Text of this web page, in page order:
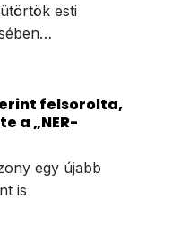
esti
felsorolta,
a „NER-
egy újabb
is